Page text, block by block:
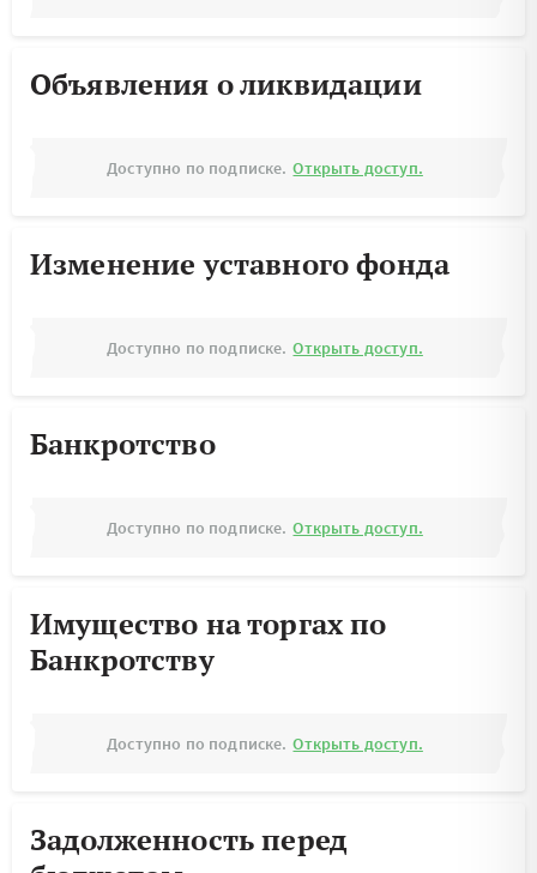
Объявления о ликвидации
Доступно по подписке. Открыть доступ.
Изменение уставного фонда
Доступно по подписке. Открыть доступ.
Банкротство
Доступно по подписке. Открыть доступ.
Имущество на торгах по
Банкротству
Доступно по подписке. Открыть доступ.
Задолженность перед